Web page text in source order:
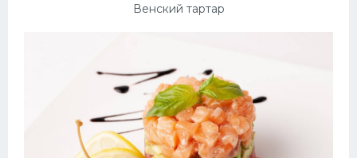
Венский тартар